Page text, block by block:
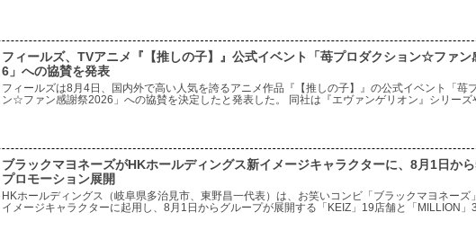
フィールズ、TVアニメ『【推しの子】』公式イベント「苺プロダクション☆ファン
6」への協賛を発表
フィールズは8月4日、国内外で高い人気を誇るアニメ作品『【推しの子】』の公式イベント「苺
ン☆ファン感謝祭2026」への協賛を決定したと発表した。 同社は『エヴァンゲリオン』シリーズ
種トーキョーグール』をはじめとする多彩な人気IPにおいて、作品の魅力を最大限に生かした遊
ブラックマヨネーズがHKホールディングス新イメージキャラクターに、8月1日か
プロモーション展開
HKホールディングス（岐阜県多治見市、東野昌一代表）は、お笑いコンビ「ブラックマヨネーズ
イメージキャラクターに起用し、8月1日からグループが展開する「KEIZ」19店舗と「MILLION」